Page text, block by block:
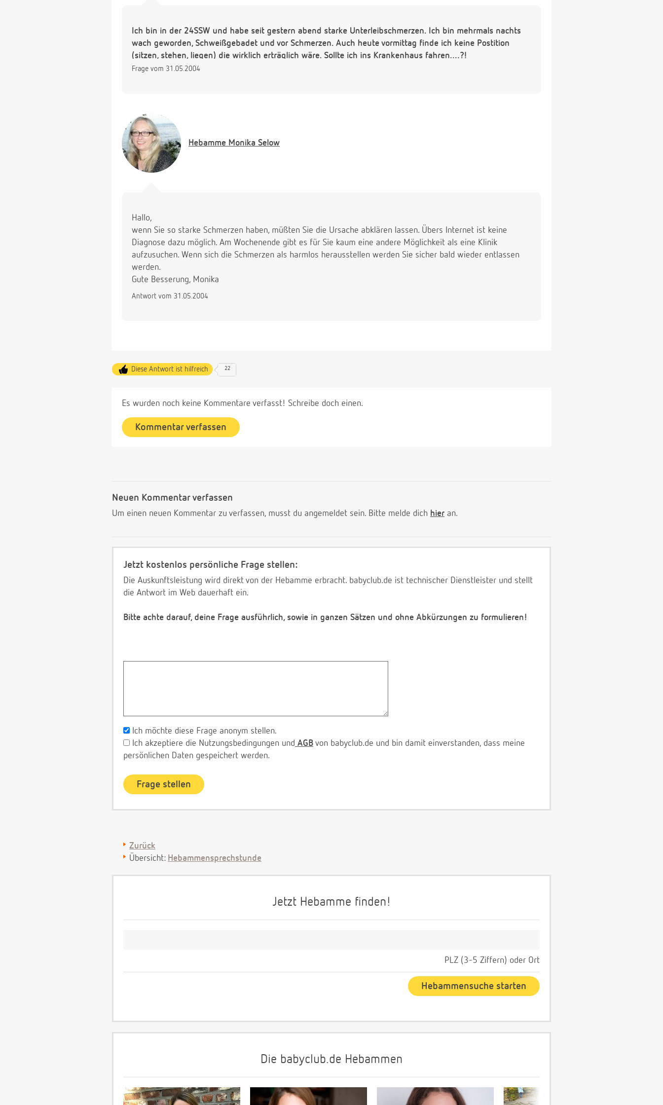
Ich bin in der 24SSW und habe seit gestern abend starke Unterleibschmerzen. Ich bin mehrmals nachts
wach geworden, Schweißgebadet und vor Schmerzen. Auch heute vormittag finde ich keine Postition
(sitzen, stehen, liegen) die wirklich erträglich wäre. Sollte ich ins Krankenhaus fahren....?!
Frage vom 31.05.2004
Hebamme Monika Selow
Hallo,
wenn Sie so starke Schmerzen haben, müßten Sie die Ursache abklären lassen. Übers Internet ist keine
Diagnose dazu möglich. Am Wochenende gibt es für Sie kaum eine andere Möglichkeit als eine Klinik
aufzusuchen. Wenn sich die Schmerzen als harmlos herausstellen werden Sie sicher bald wieder entlassen
werden.
Gute Besserung, Monika
Antwort vom 31.05.2004
Diese Antwort ist hilfreich 22
Es wurden noch keine Kommentare verfasst! Schreibe doch einen.
Kommentar verfassen
Neuen Kommentar verfassen
Um einen neuen Kommentar zu verfassen, musst du angemeldet sein. Bitte melde dich hier an.
Jetzt kostenlos persönliche Frage stellen:
Die Auskunftsleistung wird direkt von der Hebamme erbracht. babyclub.de ist technischer Dienstleister und stellt
die Antwort im Web dauerhaft ein.
Bitte achte darauf, deine Frage ausführlich, sowie in ganzen Sätzen und ohne Abkürzungen zu formulieren!
Ich möchte diese Frage anonym stellen.
Ich akzeptiere die Nutzungsbedingungen und AGB von babyclub.de und bin damit einverstanden, dass meine
persönlichen Daten gespeichert werden.
Zurück
Übersicht: Hebammensprechstunde
Jetzt Hebamme finden!
PLZ (3-5 Ziffern) oder Ort
Die babyclub.de Hebammen